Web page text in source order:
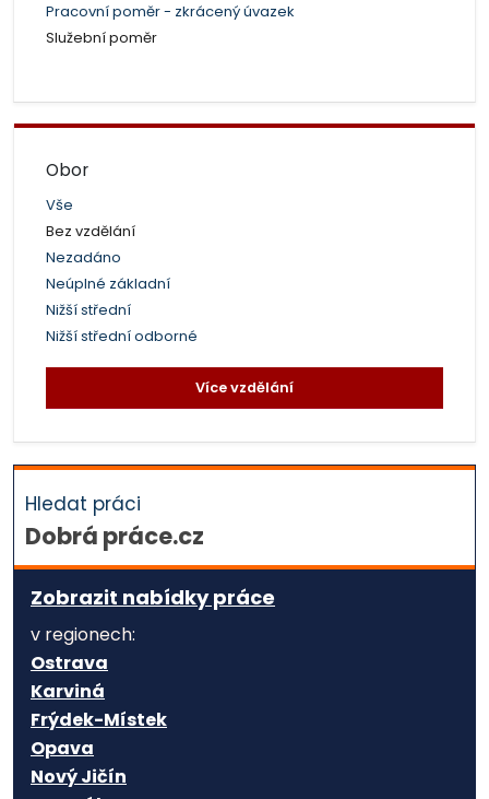
Pracovní poměr - zkrácený úvazek
Služební poměr
Obor
Vše
Bez vzdělání
Nezadáno
Neúplné základní
Nižší střední
Nižší střední odborné
Více vzdělání
Hledat práci
Dobrá práce.cz
Zobrazit nabídky práce
v regionech:
Ostrava
Karviná
Frýdek-Místek
Opava
Nový Jičín